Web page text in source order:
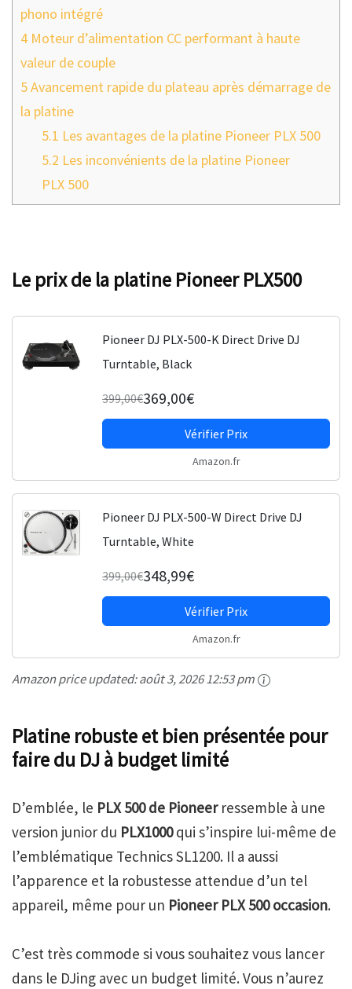
phono intégré
4 Moteur d’alimentation CC performant à haute
valeur de couple
5Avancement rapide du plateau après démarrage de
la platine
5.1 Les avantages de la platine Pioneer PLX 500
5.2 Les inconvénients de la platine Pioneer
PLX 500
Le prix de la platine Pioneer PLX500
Pioneer DJ PLX-500-K Direct Drive DJ
Turntable, Black
399,00€369,00€
Vérifier Prix
Amazon.fr
Pioneer DJ PLX-500-W Direct Drive DJ
Turntable, White
399,00€348,99€
Vérifier Prix
Amazon.fr
Amazon price updated:août 3, 2026 12:53 pm
Platine robuste et bien présentée pour
faire du DJ à budget limité
D’emblée, le PLX 500 de Pioneerressemble à une
version junior du PLX1000qui s’inspire lui-même de
l’emblématique Technics SL1200. Il a aussi
l’apparence et la robustesse attendue d’un tel
appareil, même pour un Pioneer PLX 500 occasion.
C’est très commode si vous souhaitez vous lancer
dans le DJing avec un budget limité. Vous n’aurez